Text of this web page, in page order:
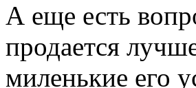
А еще есть
продается
миленькие его